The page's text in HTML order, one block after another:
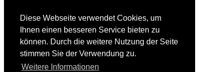
Diese Webseite verwendet Cookies, um
Ihnen einen besseren Service bieten zu
können. Durch die weitere Nutzung der Seite
stimmen Sie der Verwendung zu.
Weitere Informationen
15
16
17
19
20